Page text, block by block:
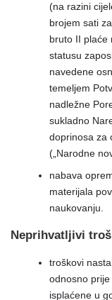
(na razini
brojem sati
bruto II plaće
statusu
navedene
temeljem
nadležne
sukladno
doprinosa za
(„Narodne
nabava
materijala
naukovanju.
Neprihvatljivi
troškovi
odnosno
isplaćene u